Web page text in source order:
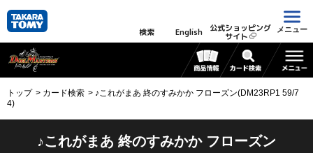
検索 English 公式ショッピング
サイト
メニュー
トップ カード検索
♪これがまあ 終のすみかか フローズン(DM23RP1 59/7
4)
♪これがまあ 終のすみかか フローズン